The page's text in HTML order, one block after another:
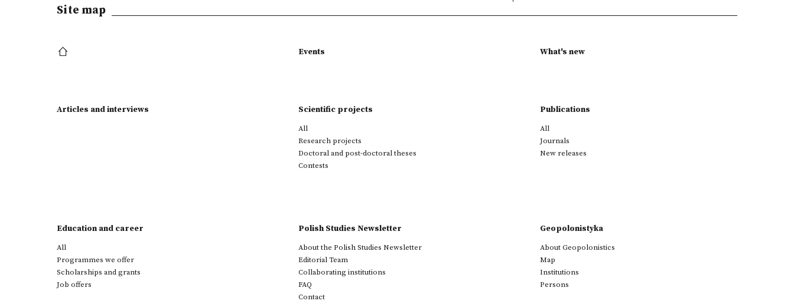
Site map
Events What's new
Articles and interviews Scientific projects
All
Research projects
Doctoral and post-doctoral theses
Contests
Publications
All
Journals
New releases
Education and career
All
Programmes we offer
Scholarships and grants
Job offers
Polish Studies Newsletter
About the Polish Studies Newsletter
Editorial Team
Collaborating institutions
FAQ
Contact
Geopolonistyka
About Geopolonistics
Map
Institutions
Persons